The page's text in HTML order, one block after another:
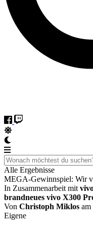
Alle Ergebnisse
MEGA-Gewinnspiel: Wir
In Zusammenarbeit mit
brandneues vivo X300
Von Christoph Miklos
Eigene